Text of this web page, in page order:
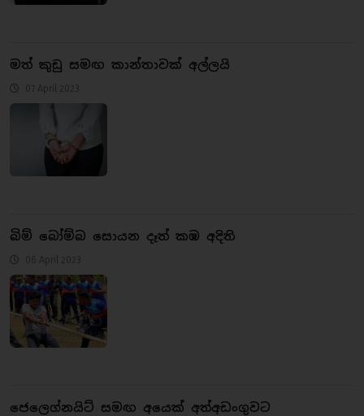
මත් කුඩු සමඟ කාන්තාවක් අල්ලයි
07 April 2023
බිම් බෝම්බ සොයන දෑත් කඹ අදිති
06 April 2023
ජෙලෙග්නයිට් සමඟ අයෙක් අත්අඩංගුවට